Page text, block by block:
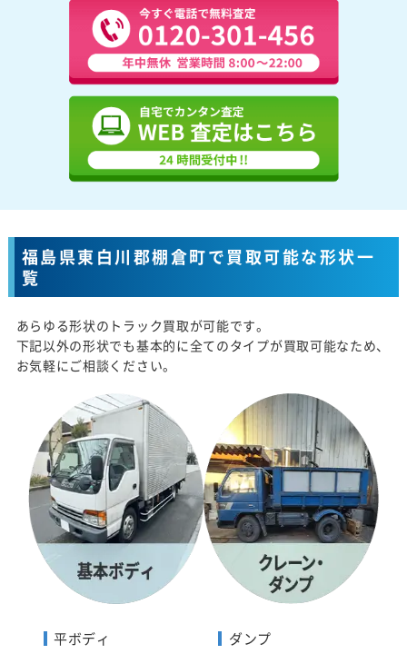
福島県東白川郡棚倉町で買取可能な形状一
覧
あらゆる形状のトラック買取が可能です。
下記以外の形状でも基本的に全てのタイプが買取可能なため、
お気軽にご相談ください。
平ボディ
ダンプ